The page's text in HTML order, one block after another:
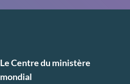
Le Centre du ministère
mondial